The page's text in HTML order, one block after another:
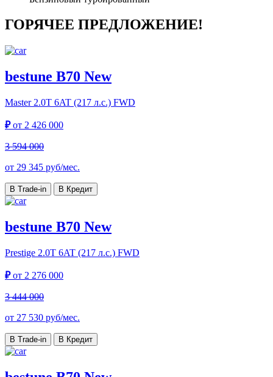
ГОРЯЧЕЕ ПРЕДЛОЖЕНИЕ!
bestune B70 New
Master 2.0T 6AT (217 л.с.) FWD
₽от 2 426 000
3 594 000
от 29 345 руб/мес.
В Trade-in В Кредит
bestune B70 New
Prestige 2.0T 6AT (217 л.с.) FWD
₽от 2 276 000
3 444 000
от 27 530 руб/мес.
В Trade-in В Кредит